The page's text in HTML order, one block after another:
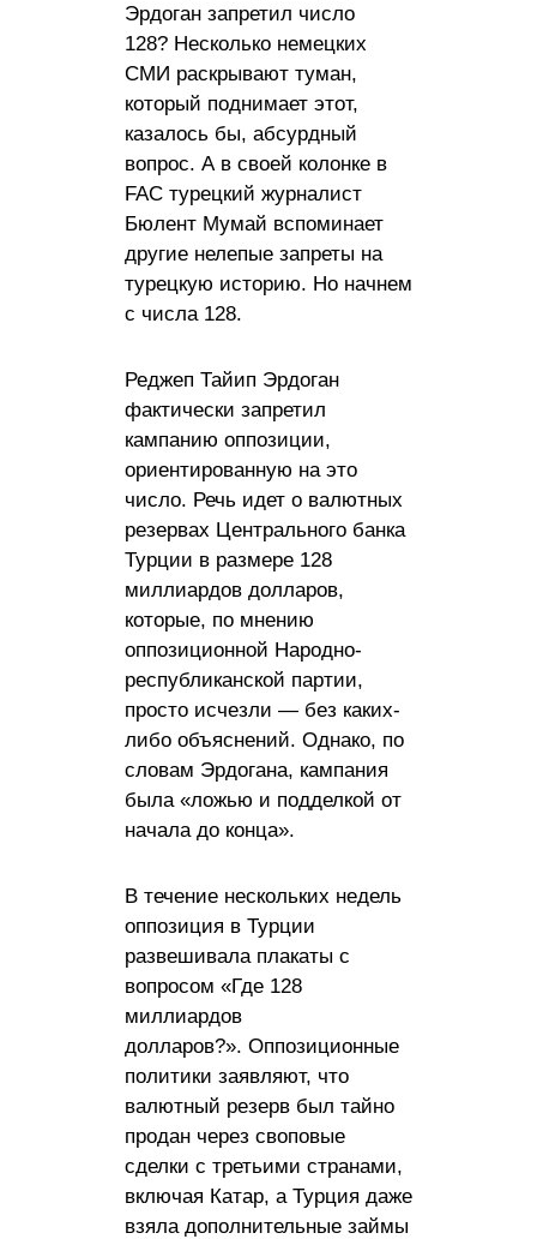
Эрдоган запретил число
128? Несколько немецких
СМИ раскрывают туман,
который поднимает этот,
казалось бы, абсурдный
вопрос. А в своей колонке в
FAC турецкий журналист
Бюлент Мумай вспоминает
другие нелепые запреты на
турецкую историю. Но начнем
с числа 128.
Реджеп Тайип Эрдоган
фактически запретил
кампанию оппозиции,
ориентированную на это
число. Речь идет о валютных
резервах Центрального банка
Турции в размере 128
миллиардов долларов,
которые, по мнению
оппозиционной Народно-
республиканской партии,
просто исчезли — без каких-
либо объяснений. Однако, по
словам Эрдогана, кампания
была «ложью и подделкой от
начала до конца».
В течение нескольких недель
оппозиция в Турции
развешивала плакаты с
вопросом «Где 128
миллиардов
долларов?». Оппозиционные
политики заявляют, что
валютный резерв был тайно
продан через своповые
сделки с третьими странами,
включая Катар, а Турция даже
взяла дополнительные займы